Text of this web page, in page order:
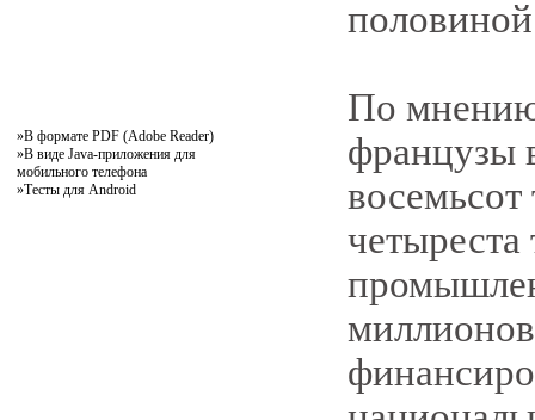
»В формате PDF (Adobe Reader)
»В виде Java-приложения для
мобильного телефона
»Тесты для Android
По мнению
французы